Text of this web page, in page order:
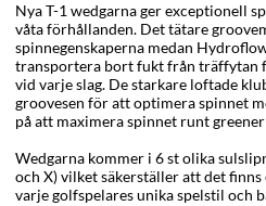
Nya T-1 wedgarna ger exceptionell
våta förhållanden. Det tätare
spinnegenskaperna medan
transportera bort fukt från träffytan
vid varje slag. De starkare loftade
groovesen för att optimera spinnet
på att maximera spinnet runt
Wedgarna kommer i 6 st olika
och X) vilket säkerställer att det
varje golfspelares unika spelstil och